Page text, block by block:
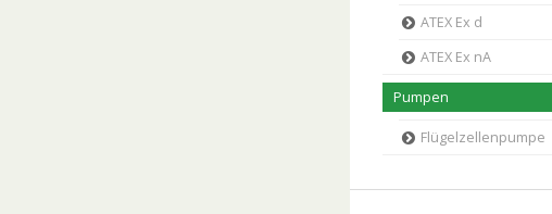
ATEX Ex d
ATEX Ex nA
Pumpen
Flügelzellenpumpe